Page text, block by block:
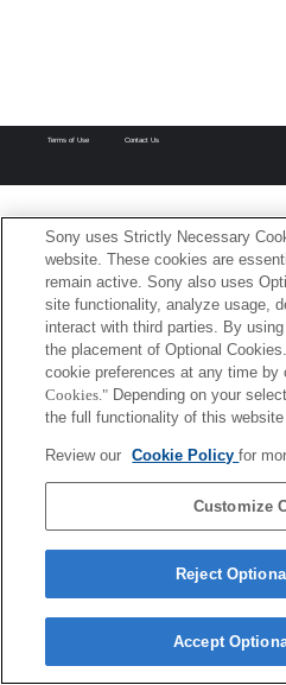
Terms of Use Contact Us
Sony uses Strictly Necessary
website. These cookies are
remain active. Sony also uses
site functionality, analyze usage,
interact with third parties. By
the placement of Optional
cookie preferences at any time by
Cookies." Depending on your
the full functionality of this
Review our Cookie Policyfor
Customize
Reject
Accept